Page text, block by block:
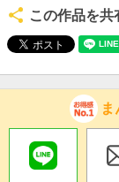
この作品を共